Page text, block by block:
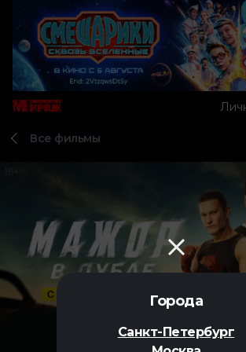
Города
Санкт-Петербург
Все фильмы